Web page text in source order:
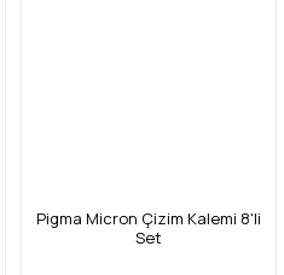
Pigma Micron Çizim Kalemi 8'li
Set